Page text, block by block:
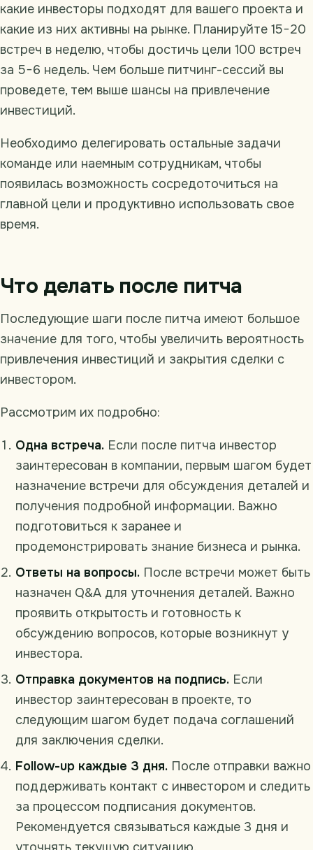
какие инвесторы подходят для вашего проекта и
какие из них активны на рынке. Планируйте 15−20
встреч в неделю, чтобы достичь цели 100 встреч
за 5−6 недель. Чем больше питчинг-сессий вы
проведете, тем выше шансы на привлечение
инвестиций.
Необходимо делегировать остальные задачи
команде или наемным сотрудникам, чтобы
появилась возможность сосредоточиться на
главной цели и продуктивно использовать свое
время.
Что делать после питча
Последующие шаги после питча имеют большое
значение для того, чтобы увеличить вероятность
привлечения инвестиций и закрытия сделки с
инвестором.
Рассмотрим их подробно:
Одна встреча. Если после питча инвестор
заинтересован в компании, первым шагом будет
назначение встречи для обсуждения деталей и
получения подробной информации. Важно
подготовиться к заранее и
продемонстрировать знание бизнеса и рынка.
Ответы на вопросы. После встречи может быть
назначен Q&A для уточнения деталей. Важно
проявить открытость и готовность к
обсуждению вопросов, которые возникнут у
инвестора.
Отправка документов на подпись. Если
инвестор заинтересован в проекте, то
следующим шагом будет подача соглашений
для заключения сделки.
Follow-up каждые 3 дня. После отправки важно
поддерживать контакт с инвестором и следить
за процессом подписания документов.
Рекомендуется связываться каждые 3 дня и